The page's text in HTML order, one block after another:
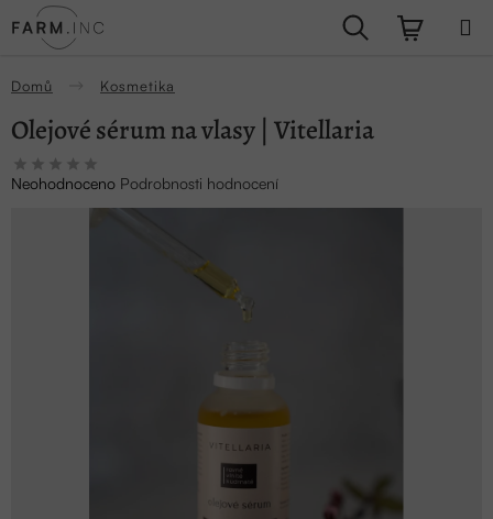
na
Hledat
Domů Kosmetika
Olejové sérum na vlasy | Vitellaria
Průměrné
hodnocení
Neohodnoceno Podrobnosti hodnocení